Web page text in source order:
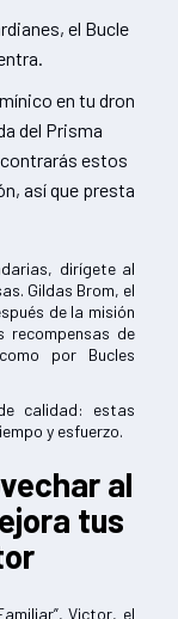
el Bucle
en tu dron
del Prisma
estos
así que presta
dirígete al
Gildas Brom, el
de la misión
recompensas de
por Bucles
calidad: estas
y esfuerzo.
al
tus
Victor, el